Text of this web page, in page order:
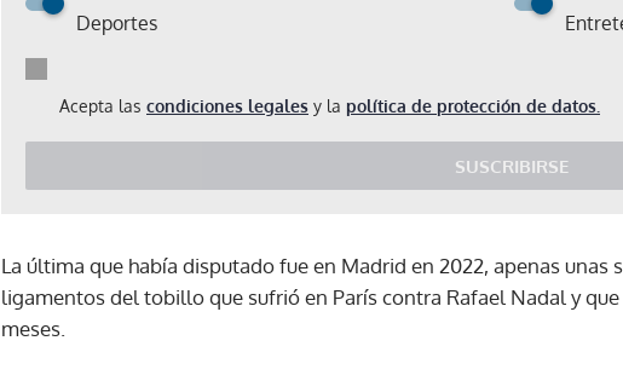
Deportes
Acepta las condiciones legales y la política de protección de datos.
SUSCRIBIRSE
La última que había disputado fue en Madrid en 2022, apenas unas
ligamentos del tobillo que sufrió en París contra Rafael Nadal y
meses.